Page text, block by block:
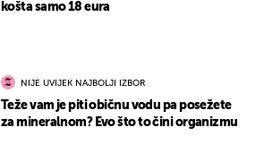
košta samo 18 eura
NIJE UVIJEK NAJBOLJI IZBOR
Teže vam je piti običnu vodu pa posežete
za mineralnom? Evo što to čini organizmu